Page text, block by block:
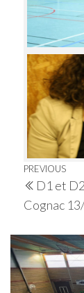
de
Previous
Post
PREVIOUS
D1 et
Cognac